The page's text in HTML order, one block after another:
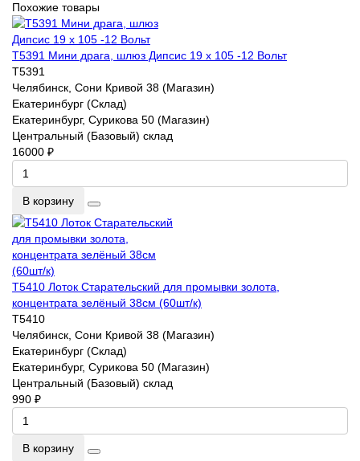
Похожие товары
T5391 Мини драга, шлюз Дипсис 19 х 105 -12 Bольт
T5391
Челябинск, Сони Кривой 38 (Магазин)
Екатеринбург (Склад)
Екатеринбург, Сурикова 50 (Магазин)
Центральный (Базовый) склад
16000 ₽
В корзину
T5410 Лоток Старательский для промывки золота,
концентрата зелёный 38см (60шт/к)
T5410
Челябинск, Сони Кривой 38 (Магазин)
Екатеринбург (Склад)
Екатеринбург, Сурикова 50 (Магазин)
Центральный (Базовый) склад
990 ₽
В корзину